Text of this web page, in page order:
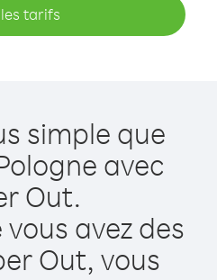
tarifs
simple que
avec
Out.
avez des
Out, vous